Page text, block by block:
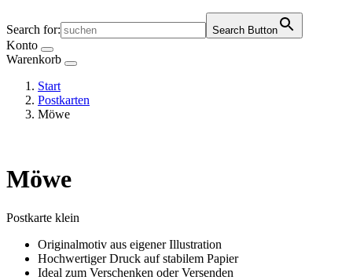
Search for: Search Button
Konto
Warenkorb
Start
Postkarten
Möwe
Möwe
Postkarte klein
Originalmotiv aus eigener Illustration
Hochwertiger Druck auf stabilem Papier
Ideal zum Verschenken oder Versenden